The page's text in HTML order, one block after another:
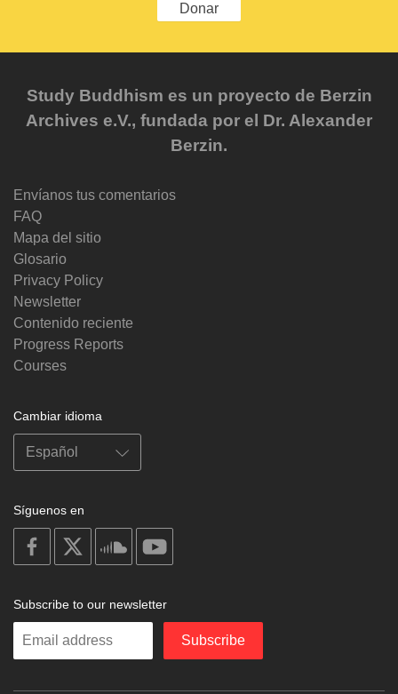
Donar
Study Buddhism es un proyecto de Berzin
Archives e.V., fundada por el Dr. Alexander
Berzin.
Envíanos tus comentarios
FAQ
Mapa del sitio
Glosario
Privacy Policy
Newsletter
Contenido reciente
Progress Reports
Courses
Cambiar idioma
Síguenos en
on
facebook
soundcloud
Subscribe to our newsletter
Enter
Subscribe